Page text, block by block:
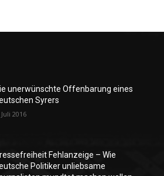
unerwünschte Offenbarung eines
Syrers
2016
Fehlanzeige – Wie
Politiker unliebsame